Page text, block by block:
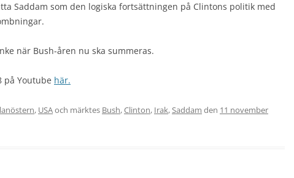
Saddam som den logiska fortsättningen på Clintons politik med
när Bush-åren nu ska summeras.
på Youtube här.
, USAoch märktes Bush,Clinton, Irak,Saddam den 11 november